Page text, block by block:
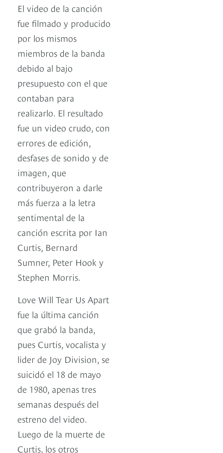
El video de la canción
fue filmado y producido
por los mismos
miembros de la banda
debido al bajo
presupuesto con el que
contaban para
realizarlo. El resultado
fue un video crudo, con
errores de edición,
desfases de sonido y de
imagen, que
contribuyeron a darle
más fuerza a la letra
sentimental de la
canción escrita por Ian
Curtis, Bernard
Sumner, Peter Hook y
Stephen Morris.
Love Will Tear Us Apart
fue la última canción
que grabó la banda,
pues Curtis, vocalista y
lider de Joy Division, se
suicidó el 18 de mayo
de 1980, apenas tres
semanas después del
estreno del video.
Luego de la muerte de
Curtis, los otros